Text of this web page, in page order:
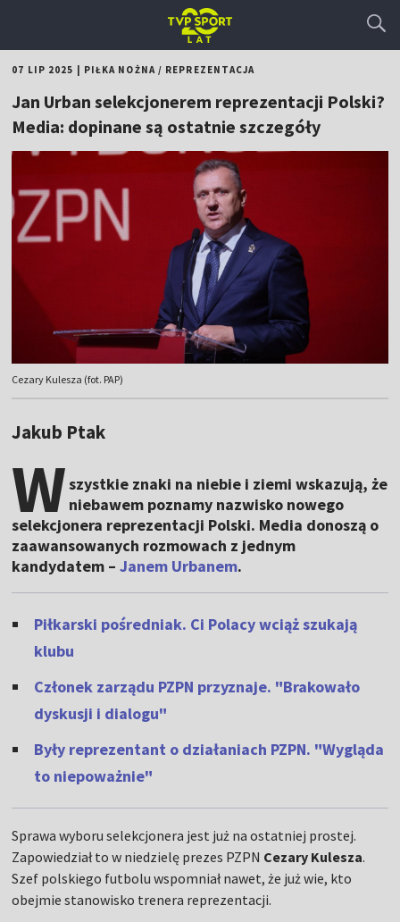
07 LIP 2025 PIŁKA NOŻNA/ REPREZENTACJA
Jan Urban selekcjonerem reprezentacji Polski?
Media: dopinane są ostatnie szczegóły
Cezary Kulesza (fot. PAP)
Jakub Ptak
Wszystkie znaki na niebie i ziemi wskazują, że
niebawem poznamy nazwisko nowego
selekcjonera reprezentacji Polski. Media donoszą o
zaawansowanych rozmowach z jednym
kandydatem –Janem Urbanem.
Piłkarski pośredniak. Ci Polacy wciąż szukają
klubu
Członek zarządu PZPN przyznaje. "Brakowało
dyskusji i dialogu"
Były reprezentant o działaniach PZPN. "Wygląda
to niepoważnie"
Sprawa wyboru selekcjonera jest już na ostatniej prostej.
Zapowiedział to w niedzielę prezes PZPN Cezary Kulesza.
Szef polskiego futbolu wspomniał nawet, że już wie, kto
obejmie stanowisko trenera reprezentacji.